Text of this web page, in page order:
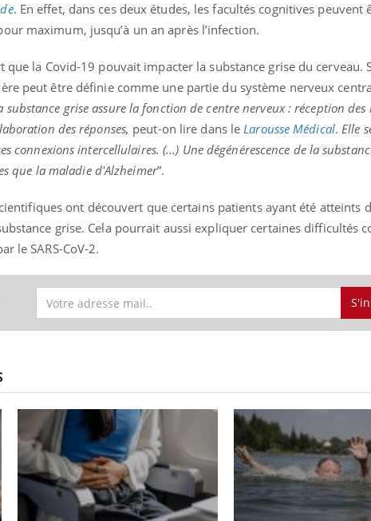
. En effet, dans ces deux études, les facultés cognitives peuvent
maximum, jusqu’à un an après l’infection.
que la Covid-19 pouvait impacter la substance grise du cerveau.
peut être définie comme une partie du système nerveux
substance grise assure la fonction de centre nerveux : réception des
des réponses, peut-on lire dans leLarousse Médical.Elle
connexions intercellulaires. (...) Une dégénérescence de la
que la maladie d'Alzheimer”.
ont découvert que certains patients ayant été atteints
grise. Cela pourrait aussi expliquer certaines difficultés
le SARS-CoV-2.